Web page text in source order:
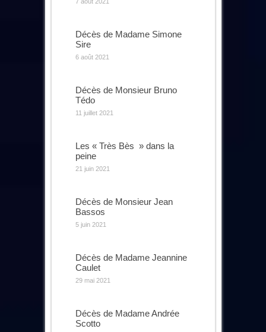
Décès de Madame Simone
Sire
6 août 2021
Décès de Monsieur Bruno
Tédo
11 juillet 2021
Les « Très Bès » dans la
peine
21 juin 2021
Décès de Monsieur Jean
Bassos
5 juin 2021
Décès de Madame Jeannine
Caulet
29 mai 2021
Décès de Madame Andrée
Scotto